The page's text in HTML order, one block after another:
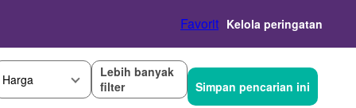
Favorit Kelola peringatan
Harga
Lebih banyak
filter
Simpan pencarian ini